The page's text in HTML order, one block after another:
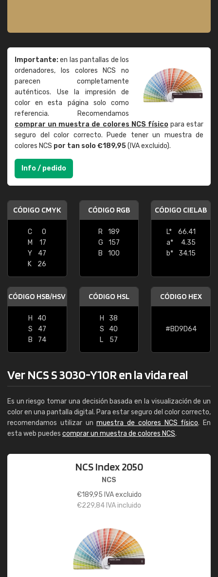
Importante:en las pantallas de los
ordenadores, los colores NCS no
parecen completamente
auténticos. Use la impresión de
color en esta página solo como
referencia. Recomendamos
comprar un muestra de colores NCS físicopara estar
seguro del color correcto. Puede tener un muestra de
colores NCS por tan solo €189,95(IVA excluido).
Info / pedido
CÓDIGO CMYK
C
0
M
17
Y
47
K
26
CÓDIGO RGB
R
189
G
157
B
100
CÓDIGO CIELAB
L*
66.41
a*
4.35
b*
34.15
CÓDIGO HSB/HSV
H
40
S
47
B
74
CÓDIGO HSL
H
38
S
40
L
57
CÓDIGO HEX
#BD9D64
Ver NCS S 3030-Y10R en la vida real
Es un riesgo tomar una decisión basada en la visualización de un
color en una pantalla digital. Para estar seguro del color correcto,
recomendamos utilizar unmuestra de colores NCS físico. En
esta web puedes comprar un muestra de colores NCS.
NCS Index 2050
NCS
€189,95 IVA excluido
€229,84 IVA incluido